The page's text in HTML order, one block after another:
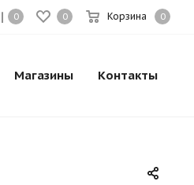
0 0 Корзина 0
Магазины Контакты